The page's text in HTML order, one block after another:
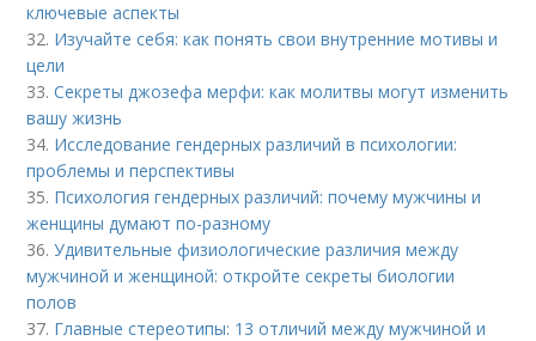
ключевые аспекты
32. Изучайте себя: как понять свои внутренние мотивы и
цели
33.Секреты джозефа мерфи: как молитвы могут изменить
вашу жизнь
34. Исследование гендерных различий в психологии:
проблемы и перспективы
35. Психология гендерных различий: почему мужчины и
женщины думают по-разному
36.Удивительные физиологические различия между
мужчиной и женщиной: откройте секреты биологии
полов
37. Главные стереотипы: 13 отличий между мужчиной и